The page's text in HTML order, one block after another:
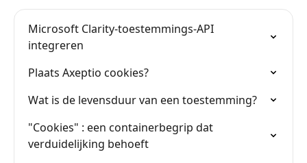
Microsoft Clarity-toestemmings-API
integreren
Plaats Axeptio cookies?
Wat is de levensduur van een toestemming?
"Cookies" : een containerbegrip dat
verduidelijking behoeft